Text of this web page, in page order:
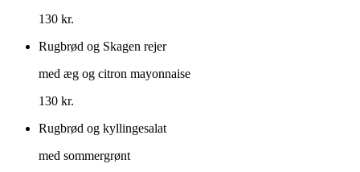
130 kr.
Rugbrød og Skagen rejer
med æg og citron mayonnaise
130 kr.
Rugbrød og kyllingesalat
med sommergrønt